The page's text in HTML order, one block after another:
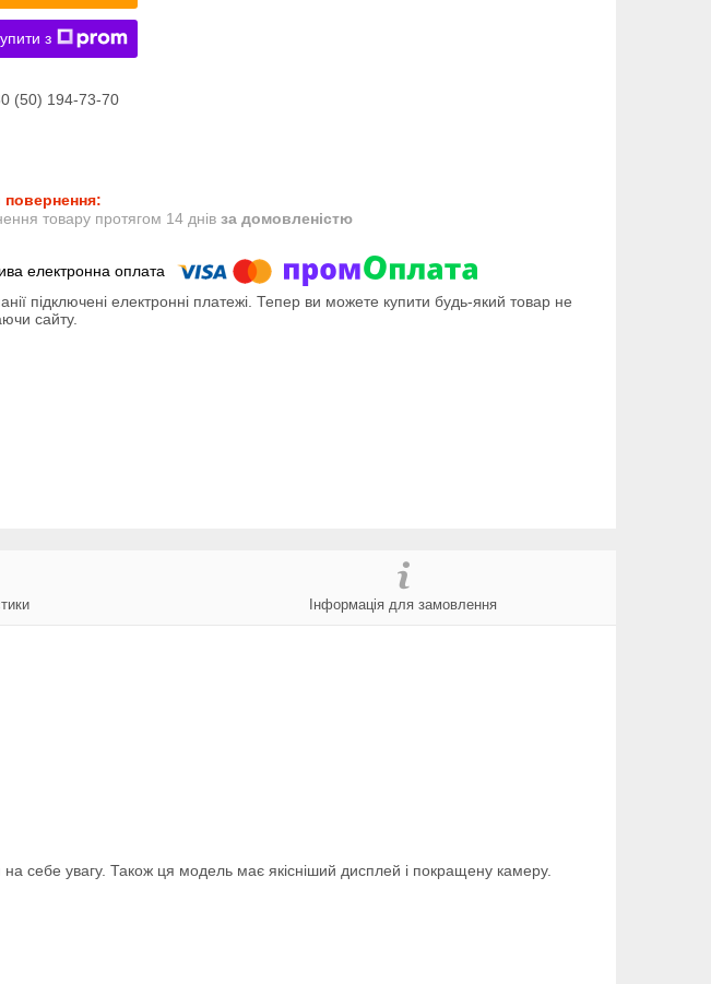
з
(50) 194-73-70
товару протягом 14 днів за домовленістю
підключені електронні платежі. Тепер ви можете купити будь-який товар не
сайту.
Інформація для замовлення
себе увагу. Також ця модель має якісніший дисплей і покращену камеру.